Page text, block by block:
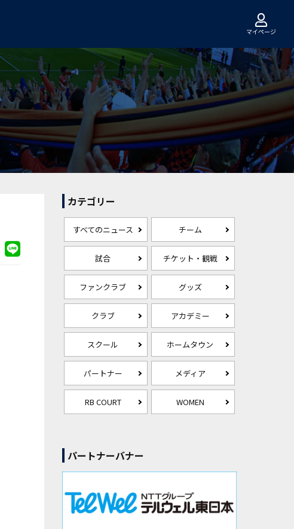
マイページ
カテゴリー
すべてのニュース チーム
試合 チケット・観戦
ファンクラブ グッズ
クラブ アカデミー
スクール ホームタウン
パートナー メディア
RB COURT WOMEN
パートナーバナー